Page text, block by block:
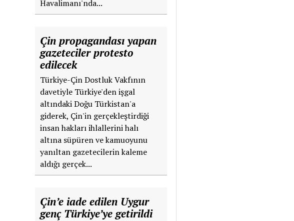
Havalimanı'nda...
Çin propagandası yapan
gazeteciler protesto
edilecek
Türkiye-Çin Dostluk Vakfının
davetiyle Türkiye'den işgal
altındaki Doğu Türkistan'a
giderek, Çin'in gerçekleştirdiği
insan hakları ihlallerini halı
altına süpüren ve kamuoyunu
yanıltan gazetecilerin kaleme
aldığı gerçek...
Çin’e iade edilen Uygur
genç Türkiye’ye getirildi